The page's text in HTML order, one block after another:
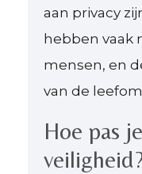
aan privacy
hebben vaak
mensen, en
van de
Hoe pas